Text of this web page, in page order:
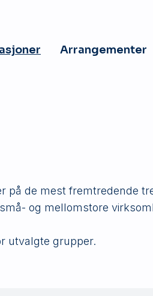
Arrangementer
de mest fremtredende
og mellomstore
utvalgte grupper.